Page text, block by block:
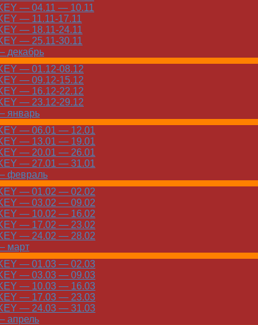
— 04.11 — 10.11
— 11.11-17.11
— 18.11-24.11
— 25.11-30.11
декабрь
— 01.12-08.12
— 09.12-15.12
— 16.12-22.12
— 23.12-29.12
январь
— 06.01 — 12.01
— 13.01 — 19.01
— 20.01 — 26.01
— 27.01 — 31.01
февраль
— 01.02 — 02.02
— 03.02 — 09.02
— 10.02 — 16.02
— 17.02 — 23.02
— 24.02 — 28.02
март
— 01.03 — 02.03
— 03.03 — 09.03
— 10.03 — 16.03
— 17.03 — 23.03
— 24.03 — 31.03
апрель